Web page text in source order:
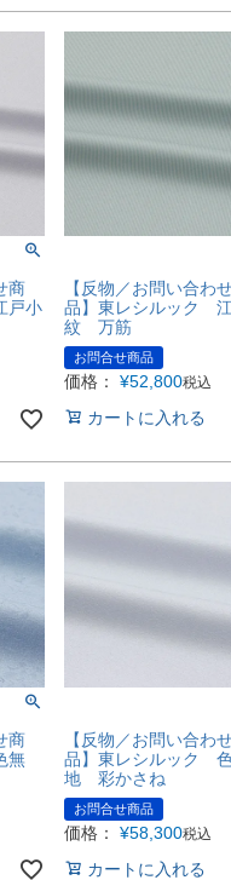
商
戸小
【反物／お問い合わ
品】東レシルック
紋 万筋
お問合せ商品
価格： ¥52,800税込
カートに入れる
商
無
【反物／お問い合わ
品】東レシルック
地 彩かさね
お問合せ商品
価格： ¥58,300税込
カートに入れる